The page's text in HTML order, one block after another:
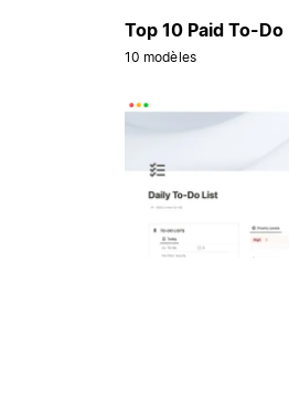
Top 10 Paid To-
10 modèles